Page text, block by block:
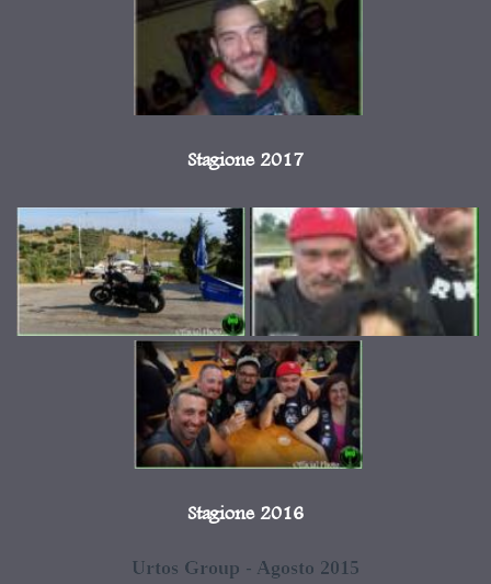
Stagione 2017
Stagione 2016
Urtos Group - Agosto 2015